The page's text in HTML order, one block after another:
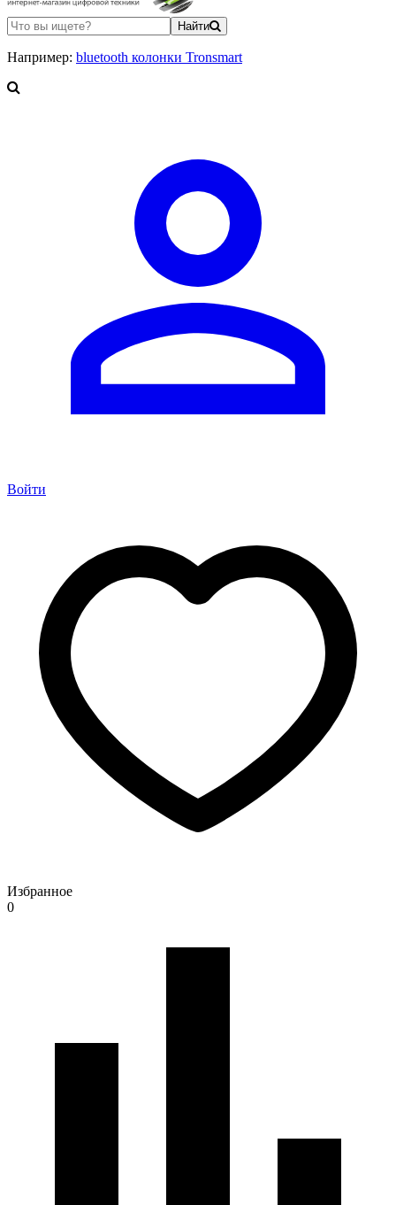
Найти
Например: bluetooth колонки Tronsmart
Войти
Избранное
0